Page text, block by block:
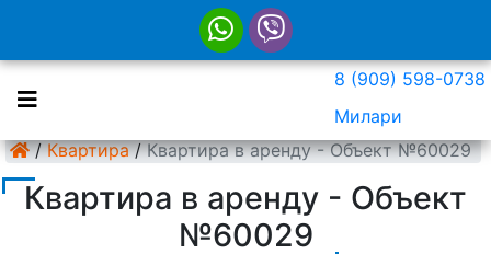
8 (909) 598-0738
Милари
/ Квартира / Квартира в аренду - Объект №60029
Квартира в аренду - Объект
№60029